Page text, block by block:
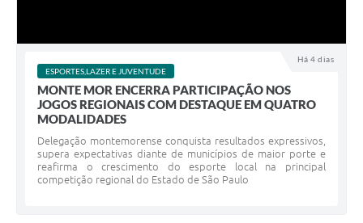
Há 4 dias
ESPORTES,LAZER E JUVENTUDE
MONTE MOR ENCERRA PARTICIPAÇÃO NOS
JOGOS REGIONAIS COM DESTAQUE EM QUATRO
MODALIDADES ​
Delegação montemorense conquista resultados expressivos,
supera expectativas diante de municípios de maior porte e
reafirma o crescimento do esporte local na principal
competição regional do Estado de São Paulo